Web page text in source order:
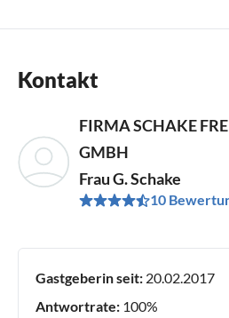
Kontakt
FIRMA SCHAKE
GMBH
Frau G. Schake
10
Gastgeberin seit: 20.02.2017
Antwortrate: 100%